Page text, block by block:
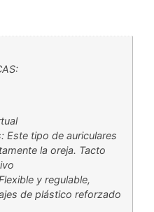
Este tipo de auriculares
la oreja. Tacto
y regulable,
de plástico reforzado